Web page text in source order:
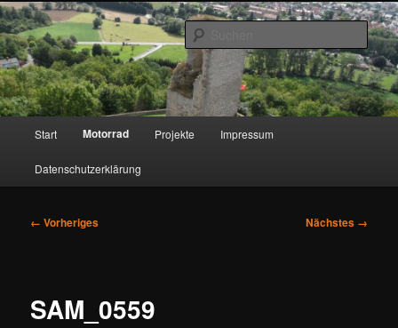
Zum
primären
Inhalt
springenwww.lewantoski.de
Start Motorrad Projekte Impressum
Datenschutzerklärung
Bilder-
← Vorheriges Nächstes →
SAM_0559